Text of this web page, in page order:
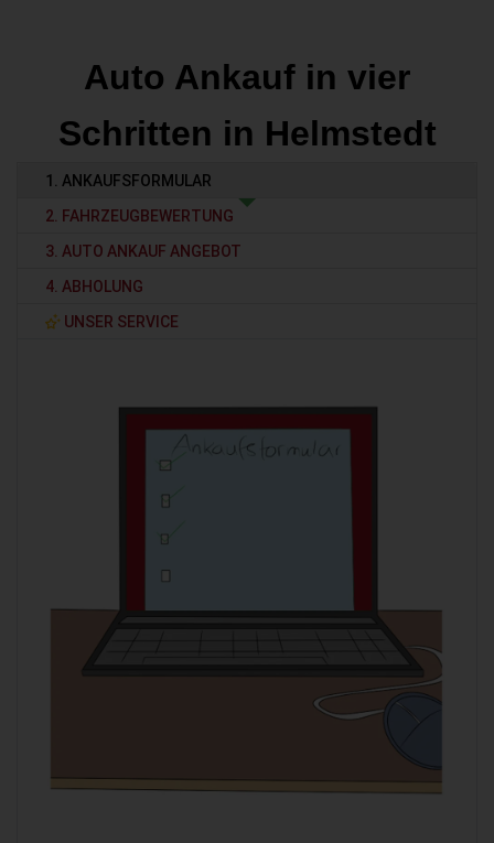
Auto Ankauf in vier
Schritten in Helmstedt
1. ANKAUFSFORMULAR
2. FAHRZEUGBEWERTUNG
3. AUTO ANKAUF ANGEBOT
4. ABHOLUNG
UNSER SERVICE